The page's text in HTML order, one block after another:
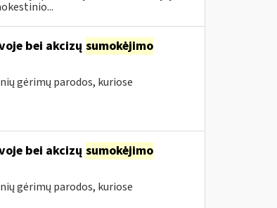
bei akcizų sumokėjimo
gėrimų parodos, kuriose
bei akcizų sumokėjimo
gėrimų parodos, kuriose